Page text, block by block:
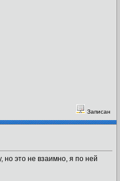
Записан
но это не взаимно, я по ней